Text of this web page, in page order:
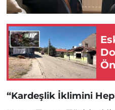
“Kardeşlik İklimini